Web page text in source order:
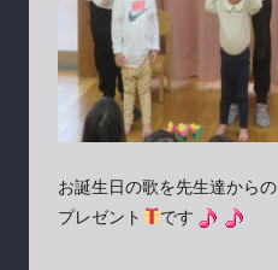
お誕生日の歌を先生達からの
プレゼント
です